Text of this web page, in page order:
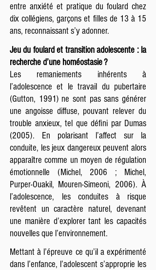
entre anxiété et pratique du foulard chez
dix collégiens, garçons et filles de 13 à 15
ans, reconnaissant s’y adonner.
Jeu du foulard et transition adolescente : la
recherche d’une homéostasie ?
Les remaniements inhérents à
l’adolescence et le travail du pubertaire
(Gutton, 1991) ne sont pas sans générer
une angoisse diffuse, pouvant relever du
trouble anxieux, tel que défini par Dumas
(2005). En polarisant l’affect sur la
conduite, les jeux dangereux peuvent alors
apparaître comme un moyen de régulation
émotionnelle (Michel, 2006 ; Michel,
Purper-Ouakil, Mouren-Simeoni, 2006). À
l’adolescence, les conduites à risque
revêtent un caractère naturel, devenant
une manière d’explorer tant les capacités
nouvelles que l’environnement.
Mettant à l’épreuve ce qu’il a expérimenté
dans l’enfance, l’adolescent s’approprie les